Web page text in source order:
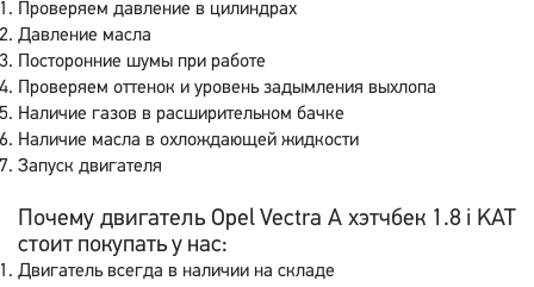
Проверяем давление в цилиндрах
Давление масла
Посторонние шумы при работе
Проверяем оттенок и уровень задымления выхлопа
Наличие газов в расширительном бачке
Наличие масла в охлождающей жидкости
Запуск двигателя
Почему двигатель Opel Vectra A хэтчбек 1.8 i KAT
стоит покупать у нас:
Двигатель всегда в наличии на складе